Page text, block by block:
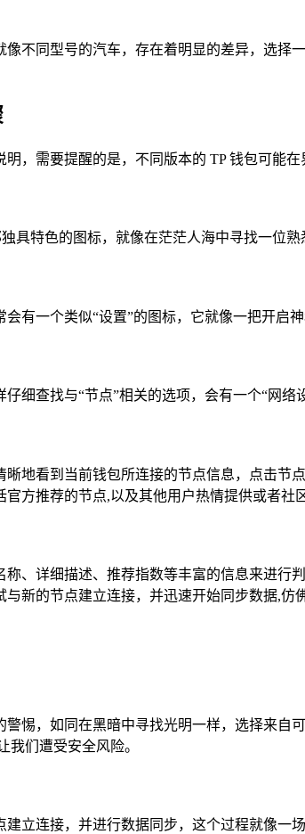
不同型号的汽车，存在着明显的差异，选
，需要提醒的是，不同版本的 TP 钱包可能
具特色的图标，就像在茫茫人海中寻找一位
有一个类似“设置”的图标，它就像一把开启
细查找与“节点”相关的选项，会有一个“网
晰地看到当前钱包所连接的节点信息，点击
方推荐的节点,以及其他用户热情提供或者社
、详细描述、推荐指数等丰富的信息来进
新的节点建立连接，并迅速开始同步数据,仿
惕，如同在黑暗中寻找光明一样，选择来
我们遭受安全风险。
建立连接，并进行数据同步，这个过程就像